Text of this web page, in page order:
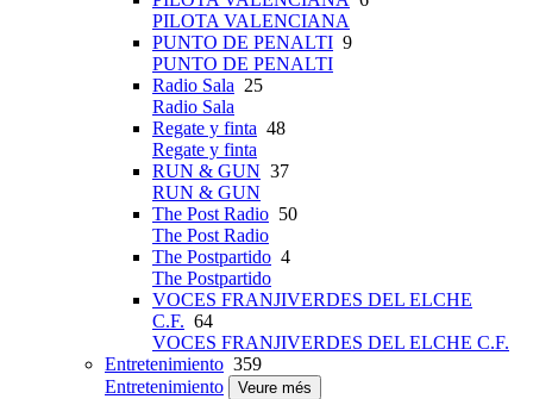
PILOTA VALENCIANA
PUNTO DE PENALTI 9
PUNTO DE PENALTI
Radio Sala 25
Radio Sala
Regate y finta 48
Regate y finta
RUN & GUN 37
RUN & GUN
The Post Radio 50
The Post Radio
The Postpartido 4
The Postpartido
VOCES FRANJIVERDES DEL ELCHE
C.F. 64
VOCES FRANJIVERDES DEL ELCHE C.F.
Entretenimiento 359
Entretenimiento
Veure més